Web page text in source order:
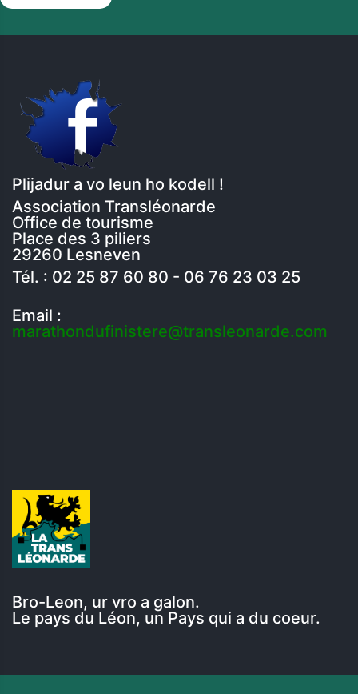
Plijadur a vo leun ho kodell !
Association Transléonarde
Office de tourisme
Place des 3 piliers
29260 Lesneven
Tél. : 02 25 87 60 80 - 06 76 23 03 25
Email :
marathondufinistere@transleonarde.com
Bro-Leon, ur vro a galon.
Le pays du Léon, un Pays qui a du coeur.